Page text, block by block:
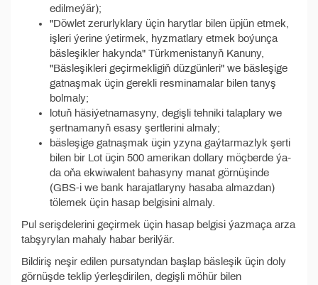
edilmeýär);
"Döwlet zerurlyklary üçin harytlar bilen üpjün etmek,
işleri ýerine ýetirmek, hyzmatlary etmek boýunça
bäsleşikler hakynda" Türkmenistanyň Kanuny,
"Bäsleşikleri geçirmekligiň düzgünleri" we bäsleşige
gatnaşmak üçin gerekli resminamalar bilen tanyş
bolmaly;
lotuň häsiýetnamasyny, degişli tehniki talaplary we
şertnamanyň esasy şertlerini almaly;
bäsleşige gatnaşmak üçin yzyna gaýtarmazlyk şerti
bilen bir Lot üçin 500 amerikan dollary möçberde ýa-
da oňa ekwiwalent bahasyny manat görnüşinde
(GBS-i we bank harajatlaryny hasaba almazdan)
tölemek üçin hasap belgisini almaly.
Pul serişdelerini geçirmek üçin hasap belgisi ýazmaça arza
tabşyrylan mahaly habar berilýär.
Bildiriş neşir edilen pursatyndan başlap bäsleşik üçin doly
görnüşde teklip ýerleşdirilen, degişli möhür bilen